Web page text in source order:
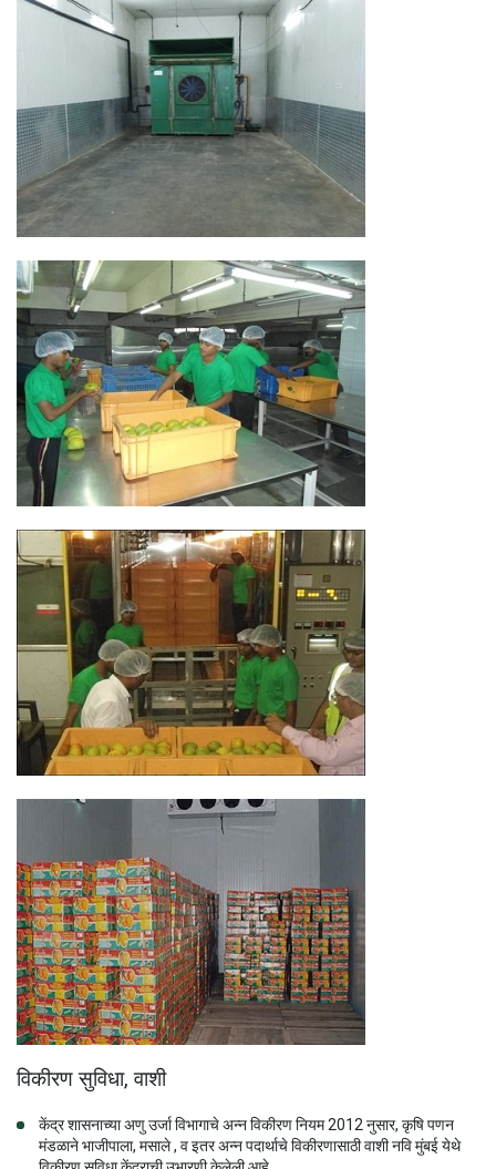
विकीरण सुविधा, वाशी
केंद्र शासनाच्या अणु उर्जा विभागाचे अन्न विकीरण नियम 2012 नुसार, कृषि पणन
मंडळाने भाजीपाला, मसाले , व इतर अन्न पदार्थाचे विकीरणासाठी वाशी नवि मुंबई येथे